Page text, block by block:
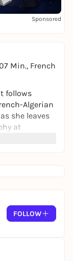
Sponsored
Min., French
follows
Algerian
she leaves
at
to
in
guided
nurse
and
as a
on how
FOLLOW